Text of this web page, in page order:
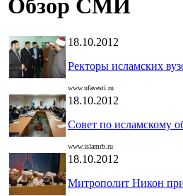
Обзор СМИ
18.10.2012
Ректоры исламских
www.ufavesti.ru
18.10.2012
Совет по исламскому
www.islamrb.ru
18.10.2012
Митрополит Никон